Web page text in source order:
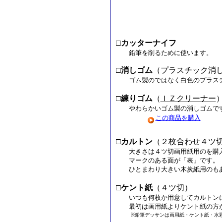
□カッターナイフ
鉛筆を削るために使います。
□消しゴム （プラスチック消
ゴム製のではなく白色のプラス
□練りゴム （ ＩＺクリーナー
やわらかいゴム製の消しゴムで
この商品を購入
□カルトン（２枚合わせ４ツ
大きさは４ツ切画用紙用のを購
マークのある面が「表」です。
ひとまわり大きい木炭紙用のも
□ケント紙（４ツ切）
いつも何枚か用意してカルトン
最初は画用紙よりケント紙の方
※鉛筆デッサンは画用紙・ケント紙・水彩